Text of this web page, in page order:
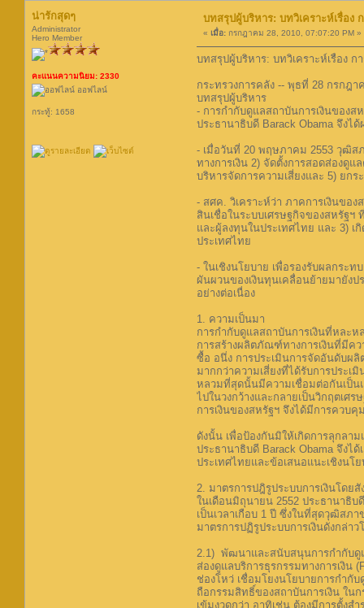
น่ารักสุดๆ
Administrator
Hero Member
คะแนนความนิยม: 2330
ออฟไลน์
กระทู้: 1658
บทสรุปผู้บริหาร: บทวิเคราะห์เรื่อง
« เมื่อ: กรกฎาคม 28, 2010, 07:07:20 PM »
บทสรุปผู้บริหาร: บทวิเคราะห์เรื่อง
กระทรวงการคลัง -- พุธที่ 28 กรกฎา
บทสรุปผู้บริหาร
- การกำกับดูแลสถาบันการเงินของส
ประธานาธิบดี Barack Obama จึงไ
- เมื่อวันที่ 20 พฤษภาคม 2553 วุฒิส
ทางการเงิน 2) จัดตั้งการสอดส่องดู
บริหารจัดการความเสี่ยงและ 5) ยก
- สศค. วิเคราะห์ว่า ภาคการเงินขอ
สินเชื่อในระบบเศรษฐกิจของสหรัฐ
และผู้ลงทุนในประเทศไทย และ 3)
ประเทศไทย
- ในเชิงนโยบาย เพื่อรองรับผลกระ
ผันผวนของเงินทุนเคลื่อนย้ายมายังป
อย่างต่อเนื่อง
1. ความเป็นมา
การกำกับดูแลสถาบันการเงินที่หละ
การสร้างผลิตภัณฑ์ทางการเงินที่มีค
ซื้อ อนึ่ง การประเมินการจัดอันดับผ
มากกว่าความเสี่ยงที่ได้รับการประเ
หลวมที่สุดนั้นมีความเชื่อมต่อกันเป็น
ไปในวงกว้างและกลายเป็นวิกฤตเศ
การเงินของสหรัฐฯ จึงได้มีการควบ
ดังนั้น เพื่อป้องกันมิให้เกิดการลุกลา
ประธานาธิบดี Barack Obama จึงไ
ประเทศไทยและข้อเสนอแนะเชิงนโ
2. มาตรการปฎิรูประบบการเงินโดยสั
ในเดือนมิถุนายน 2552 ประธานาธิบ
เป็นเวลาเกือบ 1 ปี ซึ่งในที่สุดวุฒิสภ
มาตรการปฏิรูประบบการเงินดังกล่า
2.1) พัฒนาและสนับสนุนการกำกับดูแ
ส่องดูแลบริการธุรกรรมทางการเงิน
ช่องโหว่ เชื่อมโยงนโยบายการกำกั
ถือกรรมสิทธิ์ของสถาบันการเงิน ใน
เข้มงวดกว่า อาทิเช่น ต้องมีการตั้งส